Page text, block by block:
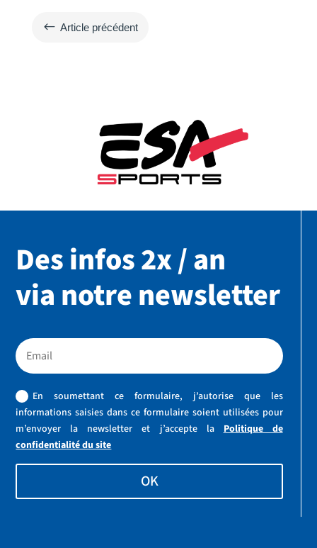
# Article précédent
Des infos 2x / an
via notre newsletter
En soumettant ce formulaire, j’autorise que les
informations saisies dans ce formulaire soient utilisées pour
m’envoyer la newsletter et j’accepte la Politique de
confidentialité du site
OK